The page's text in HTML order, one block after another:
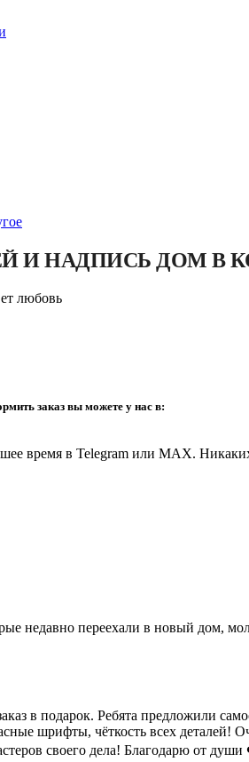
И НАДПИСЬ ДОМ В
заказ вы можете у нас в:
время в Telegram или MAX.
недавно переехали в новый дом,
в подарок. Ребята предложили
шрифты, чёткость всех
своего дела! Благодарю от